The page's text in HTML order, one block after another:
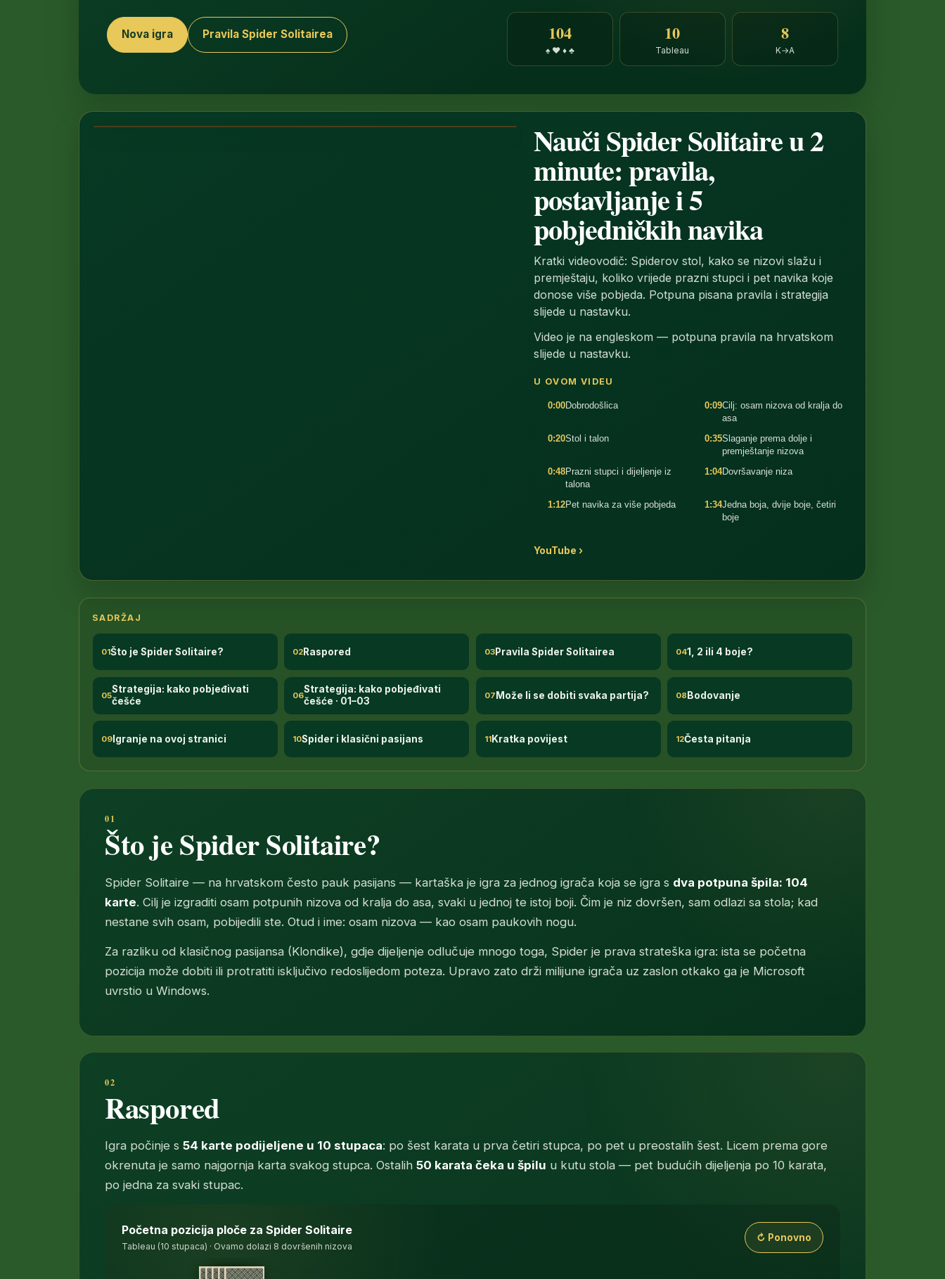
Nova igra Pravila Spider Solitairea 104
♠ ♥ ♦ ♣
10
Tableau
8
K→A
Nauči Spider Solitaire u 2
minute: pravila,
postavljanje i 5
pobjedničkih navika
Kratki videovodič: Spiderov stol, kako se nizovi slažu i
premještaju, koliko vrijede prazni stupci i pet navika koje
donose više pobjeda. Potpuna pisana pravila i strategija
slijede u nastavku.
Video je na engleskom — potpuna pravila na hrvatskom
slijede u nastavku.
U OVOM VIDEU
0:00Dobrodošlica 0:09Cilj: osam nizova od kralja do
asa
0:20Stol i talon 0:35Slaganje prema dolje i
premještanje nizova
0:48Prazni stupci i dijeljenje iz
talona
1:04Dovršavanje niza
1:12Pet navika za više pobjeda 1:34Jedna boja, dvije boje, četiri
boje
YouTube ›
SADRŽAJ
01Što je Spider Solitaire? 02 Raspored 03Pravila Spider Solitairea 041, 2 ili 4 boje?
05
Strategija: kako pobjeđivati
češće
06
Strategija: kako pobjeđivati
češće · 01–03
07 Može li se dobiti svaka partija? 08 Bodovanje
09Igranje na ovoj stranici 10Spider i klasični pasijans 11Kratka povijest 12Česta pitanja
Što je Spider Solitaire?
Spider Solitaire — na hrvatskom često pauk pasijans — kartaška je igra za jednog igrača koja se igra s dva potpuna špila: 104
karte. Cilj je izgraditi osam potpunih nizova od kralja do asa, svaki u jednoj te istoj boji. Čim je niz dovršen, sam odlazi sa stola; kad
nestane svih osam, pobijedili ste. Otud i ime: osam nizova — kao osam paukovih nogu.
Za razliku od klasičnog pasijansa (Klondike), gdje dijeljenje odlučuje mnogo toga, Spider je prava strateška igra: ista se početna
pozicija može dobiti ili protratiti isključivo redoslijedom poteza. Upravo zato drži milijune igrača uz zaslon otkako ga je Microsoft
uvrstio u Windows.
Raspored
Igra počinje s 54 karte podijeljene u 10 stupaca: po šest karata u prva četiri stupca, po pet u preostalih šest. Licem prema gore
okrenuta je samo najgornja karta svakog stupca. Ostalih 50 karata čeka u špilu u kutu stola — pet budućih dijeljenja po 10 karata,
po jedna za svaki stupac.
Deset stupaca tableau-a: prva četiri sadrže po šest karata, preostalih šest po pet, a licem prema gore okrenuta je samo najgornja karta svakog
Početna pozicija ploče za Spider Solitaire
Tableau (10 stupaca) · Ovamo dolazi 8 dovršenih nizova
↻ Ponovno